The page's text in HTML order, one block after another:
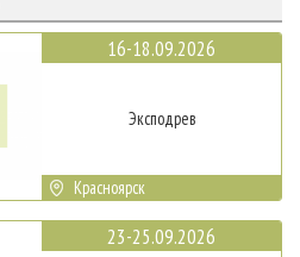
16-18.09.2026
Эксподрев
Красноярск
23-25.09.2026